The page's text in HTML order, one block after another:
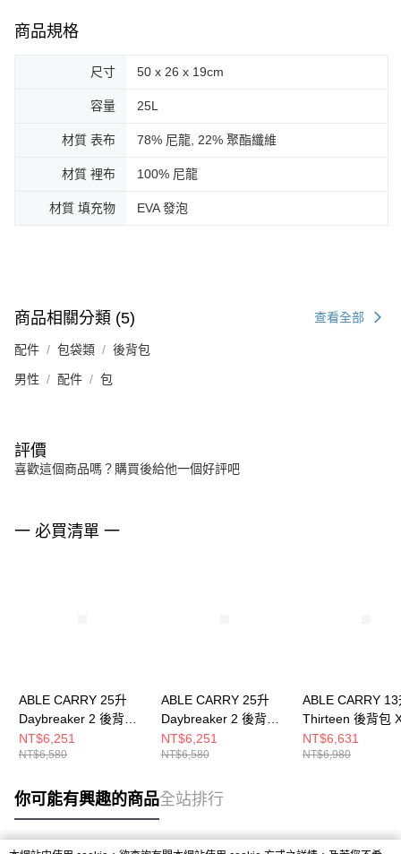
商品規格
尺寸 50 x 26 x 19cm
容量 25L
材質 表布 78% 尼龍, 22% 聚酯纖維
材質 裡布 100% 尼龍
材質 填充物 EVA 發泡
商品相關分類 (5) 查看全部
配件 包袋類 後背包
男性 配件 包
評價
喜歡這個商品嗎？購買後給他一個好評吧
一 必買清單 一
ABLE CARRY 25升
Daybreaker 2 後背包
X-Pac 黑
NT$6,251
NT$6,580
ABLE CARRY 25升
Daybreaker 2 後背包
X-Pac 黑
NT$6,251
NT$6,580
ABLE CARRY 13
Thirteen 後背包
橄欖綠
NT$6,631
NT$6,980
你可能有興趣的商品全站排行